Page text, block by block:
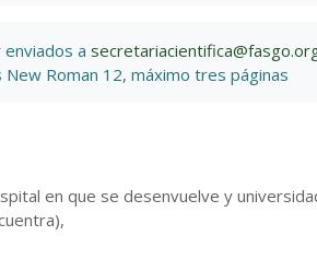
enviados a
Roman 12, máximo tres páginas
en que se desenvuelve y